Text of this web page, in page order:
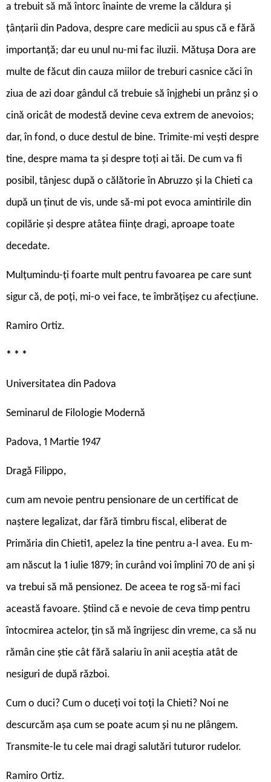
a trebuit să mă întorc înainte de vreme la căldura și
țânțarii din Padova, despre care medicii au spus că e fără
importanță; dar eu unul nu-mi fac iluzii. Mătușa Dora are
multe de făcut din cauza miilor de treburi casnice căci în
ziua de azi doar gândul că trebuie să înjghebi un prânz și o
cină oricât de modestă devine ceva extrem de anevoios;
dar, în fond, o duce destul de bine. Trimite-mi vești despre
tine, despre mama ta și despre toți ai tăi. De cum va fi
posibil, tânjesc după o călătorie în Abruzzo și la Chieti ca
după un ținut de vis, unde să-mi pot evoca amintirile din
copilărie și despre atâtea ființe dragi, aproape toate
decedate.
Mulțumindu-ți foarte mult pentru favoarea pe care sunt
sigur că, de poți, mi-o vei face, te îmbrățișez cu afecțiune.
Ramiro Ortiz.
* * *
Universitatea din Padova
Seminarul de Filologie Modernă
Padova, 1 Martie 1947
Dragă Filippo,
cum am nevoie pentru pensionare de un certificat de
naștere legalizat, dar fără timbru fiscal, eliberat de
Primăria din Chieti1, apelez la tine pentru a-l avea. Eu m-
am născut la 1 iulie 1879; în curând voi împlini 70 de ani și
va trebui să mă pensionez. De aceea te rog să-mi faci
această favoare. Știind că e nevoie de ceva timp pentru
întocmirea actelor, țin să mă îngrijesc din vreme, ca să nu
rămân cine știe cât fără salariu în anii aceștia atât de
nesiguri de după război.
Cum o duci? Cum o duceți voi toți la Chieti? Noi ne
descurcăm așa cum se poate acum și nu ne plângem.
Transmite-le tu cele mai dragi salutări tuturor rudelor.
Ramiro Ortiz.